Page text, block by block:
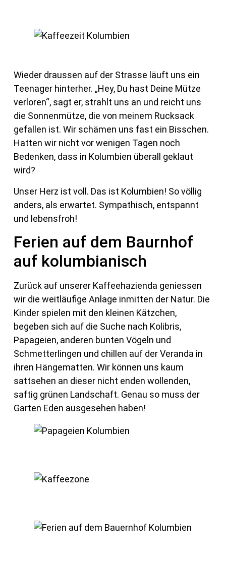
Wieder draussen auf der Strasse läuft uns ein
Teenager hinterher. „Hey, Du hast Deine Mütze
verloren“, sagt er, strahlt uns an und reicht uns
die Sonnenmütze, die von meinem Rucksack
gefallen ist. Wir schämen uns fast ein Bisschen.
Hatten wir nicht vor wenigen Tagen noch
Bedenken, dass in Kolumbien überall geklaut
wird?
Unser Herz ist voll. Das ist Kolumbien! So völlig
anders, als erwartet. Sympathisch, entspannt
und lebensfroh!
Ferien auf dem Baurnhof
auf kolumbianisch
Zurück auf unserer Kaffeehazienda geniessen
wir die weitläufige Anlage inmitten der Natur. Die
Kinder spielen mit den kleinen Kätzchen,
begeben sich auf die Suche nach Kolibris,
Papageien, anderen bunten Vögeln und
Schmetterlingen und chillen auf der Veranda in
ihren Hängematten. Wir können uns kaum
sattsehen an dieser nicht enden wollenden,
saftig grünen Landschaft. Genau so muss der
Garten Eden ausgesehen haben!